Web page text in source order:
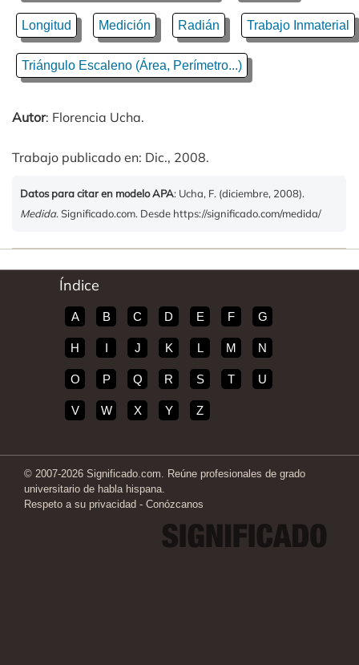
Longitud Medición Radián Trabajo Inmaterial
Triángulo Escaleno (Área, Perímetro...)
Autor: Florencia Ucha.
Trabajo publicado en: Dic., 2008.
Datos para citar en modelo APA: Ucha, F. (diciembre, 2008).
Medida. Significado.com. Desde https://significado.com/medida/
Índice
A B C D E F G
H I J K L M N
O P Q R S T U
V W X Y Z
© 2007-2026 Significado.com. Reúne profesionales de grado
universitario de habla hispana.
Respeto a su privacidad - Conózcanos